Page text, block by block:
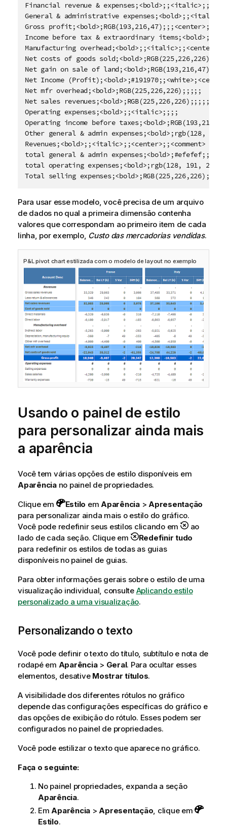
Financial revenue &
General & administrative
Gross
Income before tax & extraordinary
Manufacturing
Net costs of goods
Net gain on sale of
Net Income
Net mfr overhead;<bold>;RGB(225,226,226);;;;;
Net sales revenues;<bold>;RGB(225,226,226);;;;;
Operating expenses;<bold>;;<italic>;;;;
Operating income before
Other general & admin expenses;<bold>;rgb(128,
Revenues;<bold>;;<italic>;;<center>;;<comment>
total general & admin expenses;<bold>;#efefef;;;;;
total operating expenses;<bold>;rgb(128, 191,
Total selling expenses;<bold>;RGB(225,226,226);;;;;
Para usar esse modelo, você precisa de um arquivo
de dados no qual a primeira dimensão contenha
valores que correspondam ao primeiro item de cada
linha, por exemplo, Custo das mercadorias vendidas.
P&L pivot chart estilizada com o modelo de layout no exemplo
Usando o painel de estilo
para personalizar ainda mais
a aparência
Você tem várias opções de estilo disponíveis em
Aparênciano painel de propriedades.
Clique em
Estilo em Aparência> Apresentação
para personalizar ainda mais o estilo do gráfico.
Você pode redefinir seus estilos clicando em
ao
lado de cada seção. Clique em
Redefinir tudo
para redefinir os estilos de todas as guias
disponíveis no painel de guias.
Para obter informações gerais sobre o estilo de uma
visualização individual, consulte Aplicando estilo
personalizado a uma visualização.
Personalizando o texto
Você pode definir o texto do título, subtítulo e nota de
rodapé em Aparência> Geral. Para ocultar esses
elementos, desative Mostrar títulos.
A visibilidade dos diferentes rótulos no gráfico
depende das configurações específicas do gráfico e
das opções de exibição do rótulo. Esses podem ser
configurados no painel de propriedades.
Você pode estilizar o texto que aparece no gráfico.
Faça o seguinte:
No painel propriedades, expanda a seção
Aparência.
EmAparência >Apresentação, clique em
Estilo.